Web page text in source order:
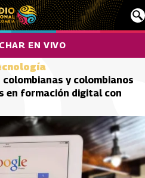
EN VIVO
colombianas y colombianos
en formación digital con